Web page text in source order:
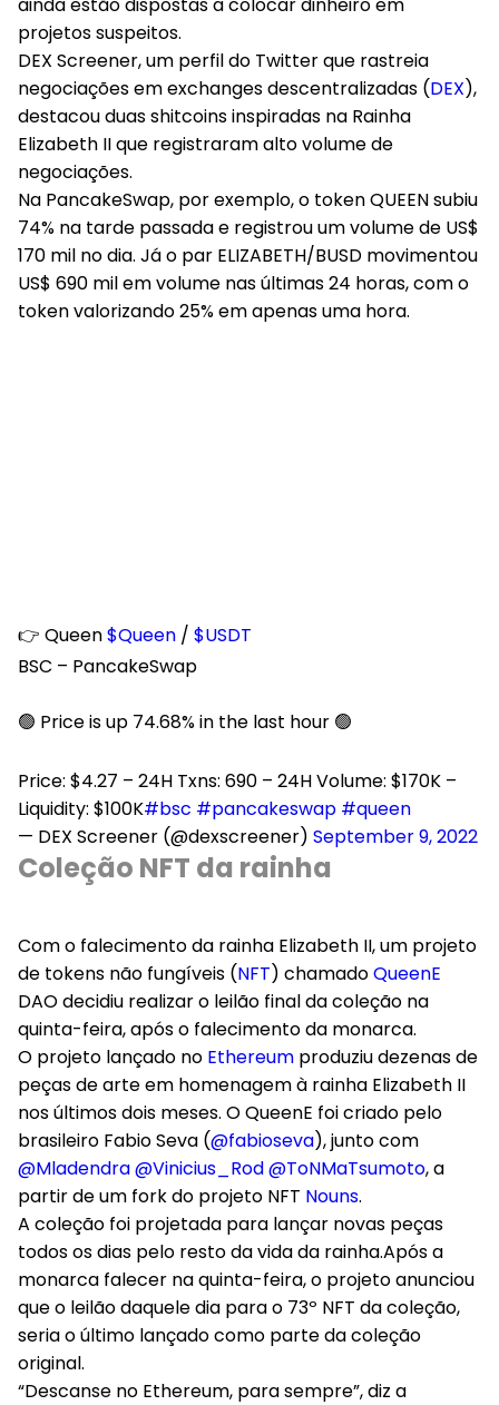
projetos suspeitos.
DEX Screener, um perfil do Twitter que rastreia
negociações em exchanges descentralizadas (DEX),
destacou duas shitcoins inspiradas na Rainha
Elizabeth II que registraram alto volume de
negociações.
Na PancakeSwap, por exemplo, o token QUEEN subiu
74% na tarde passada e registrou um volume de US$
170 mil no dia. Já o par ELIZABETH/BUSD movimentou
US$ 690 mil em volume nas últimas 24 horas, com o
token valorizando 25% em apenas uma hora.
👉 Queen$Queen / $USDT
BSC – PancakeSwap
🟢 Price is up 74.68% in the last hour 🟢
Price: $4.27 – 24H Txns: 690 – 24H Volume: $170K –
Liquidity: $100K#bsc #pancakeswap #queen
— DEX Screener (@dexscreener) September 9, 2022
Coleção NFT da rainha
Com o falecimento da rainha Elizabeth II, um projeto
de tokens não fungíveis (NFT) chamadoQueenE
DAO decidiu realizar o leilão final da coleção na
quinta-feira, após o falecimento da monarca.
O projeto lançado no Ethereum produziu dezenas de
peças de arte em homenagem à rainha Elizabeth II
nos últimos dois meses. O QueenE foi criado pelo
brasileiro Fabio Seva (@fabioseva), junto com
@Mladendra@Vinicius_Rod@ToNMaTsumoto, a
partir de um fork do projeto NFT Nouns.
A coleção foi projetada para lançar novas peças
todos os dias pelo resto da vida da rainha.Após a
monarca falecer na quinta-feira, o projeto anunciou
que o leilão daquele dia para o 73º NFT da coleção,
seria o último lançado como parte da coleção
original.
“Descanse no Ethereum, para sempre”, diz a